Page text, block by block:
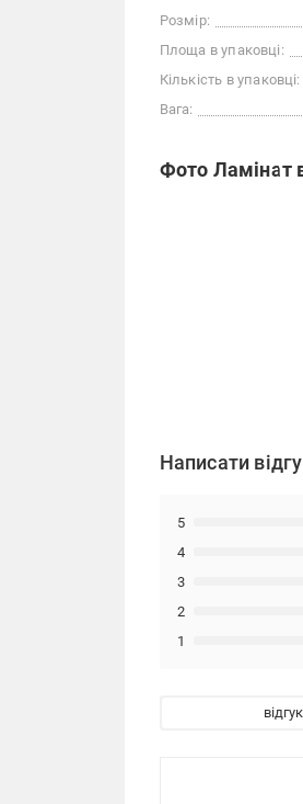
Розмір:
Площа в упаковці:
Кількість в упаковці:
Вага:
Фото Ламінат
Написати
1
2
3
4
5